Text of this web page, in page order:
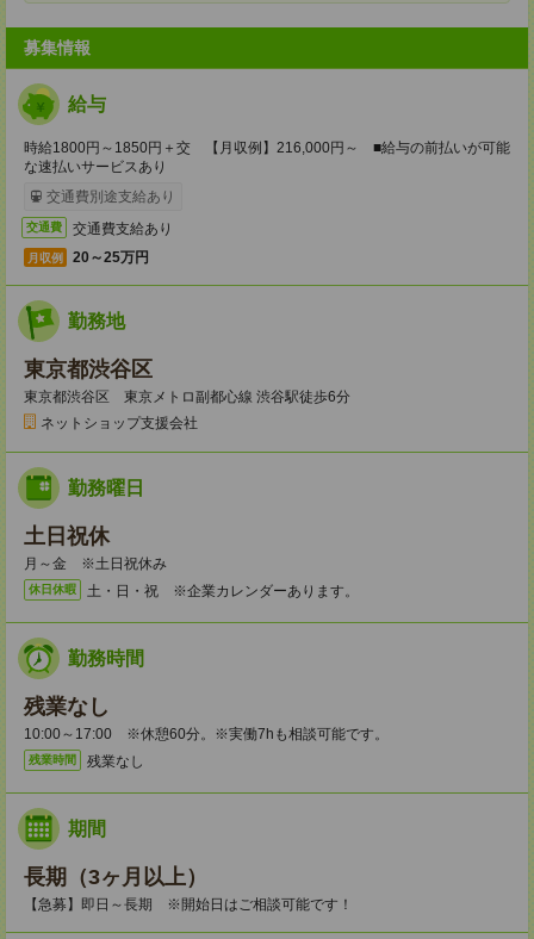
募集情報
給与
時給1800円～1850円＋交 【月収例】216,000円～ ■給与の前払いが可能
な速払いサービスあり
交通費別途支給あり
交通費 交通費支給あり
月収例 20～25万円
勤務地
東京都渋谷区
東京都渋谷区 東京メトロ副都心線 渋谷駅徒歩6分
ネットショップ支援会社
勤務曜日
土日祝休
月～金 ※土日祝休み
休日休暇 土・日・祝 ※企業カレンダーあります。
勤務時間
残業なし
10:00～17:00 ※休憩60分。※実働7hも相談可能です。
残業時間 残業なし
期間
長期（3ヶ月以上）
【急募】即日～長期 ※開始日はご相談可能です！